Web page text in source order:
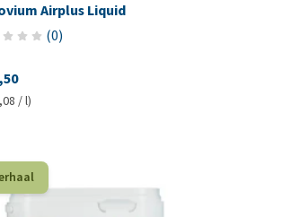
Airplus Liquid
(0)
/ l)